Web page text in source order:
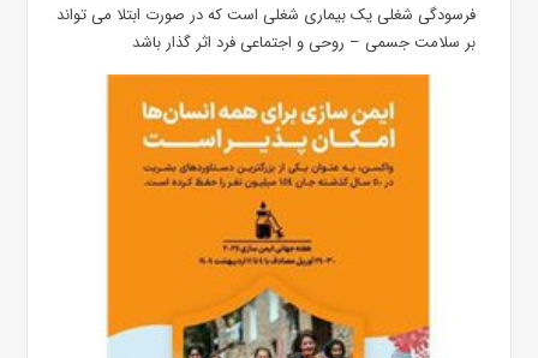
فرسودگی شغلی یک بیماری شغلی است که در صورت ابتلا می تواند
بر سلامت جسمی – روحی و اجتماعی فرد اثر گذار باشد